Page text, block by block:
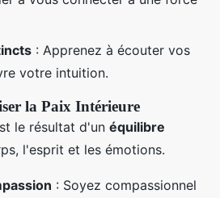
: Apprenez à écouter vos
votre intuition.
la Paix Intérieure
le résultat d'un équilibre
l'esprit et les émotions.
: Soyez compassionnel